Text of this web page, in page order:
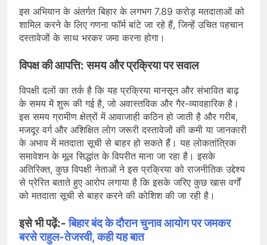
इस अभियान के अंतर्गत बिहार के लगभग 7.89 करोड़ मतदाताओं को
शामिल करने के लिए गणना फॉर्म बांटे जा रहे हैं, जिन्हें उचित पहचान
दस्तावेजों के साथ भरकर जमा करना होगा।
विपक्ष की आपत्ति: समय और प्रक्रिया पर सवाल
विपक्षी दलों का तर्क है कि यह प्रक्रिया मानसून और संभावित बाढ़
के समय में शुरू की गई है, जो अवास्तविक और गैर-व्यावहारिक है।
इस समय ग्रामीण क्षेत्रों में आवाजाही कठिन हो जाती है और गरीब,
मजदूर वर्ग और अशिक्षित लोग जरूरी दस्तावेजों की कमी या जानकारी
के अभाव में मतदाता सूची से बाहर हो सकते हैं। यह लोकतांत्रिक
समावेशन के मूल सिद्धांत के विपरीत माना जा रहा है। इसके
अतिरिक्त, कुछ विपक्षी नेताओं ने इस प्रक्रिया को राजनीतिक उद्देश्य
से प्रेरित बताते हुए आरोप लगाया है कि इसके जरिए कुछ खास वर्गों
को मतदाता सूची से बाहर करने की कोशिश की जा रही है।
इसे भी पढ़ें:-बिहार बंद के दौरान चुनाव आयोग पर जमकर
बरसे राहुल-तेजस्वी, कही यह बात